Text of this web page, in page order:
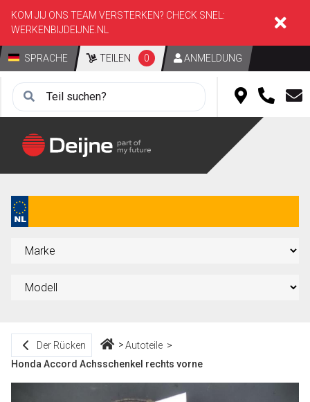
KOM JIJ ONS TEAM VERSTERKEN? CHECK SNEL:
WERKENBIJDEIJNE.NL
SPRACHE TEILEN 0 ANMELDUNG
Der Rücken
Autoteile
Honda Accord Achsschenkel rechts vorne